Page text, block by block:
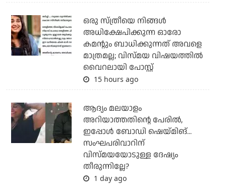
ഒരു സ്ത്രീയെ നിങ്ങള്‍
അധിക്ഷേപിക്കുന്ന ഓരോ
കമന്റും ബാധിക്കുന്നത് അവളെ
മാത്രമല്ല; വിസ്മയ വിഷയത്തില്‍
വൈറലായി പോസ്റ്റ്
15 hours ago
ആദ്യം മലയാളം
അറിയാത്തതിന്റെ പേരില്‍,
ഇപ്പോള്‍ ബോഡി ഷെയ്മിങ്...
സംഘപരിവാറിന്
വിസ്മയയോടുള്ള ദേഷ്യം
തീരുന്നില്ലേ?
1 day ago